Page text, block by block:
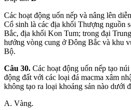
Các hoạt động uốn nếp và nâng lên
Cổ sinh là các địa khối Thượng nguồn
Bắc, địa khối Kon Tum; trong đại
hướng vòng cung ở Đông Bắc và khu
Bộ.
Câu 30. Các hoạt động uốn nếp tạo
động đất với các loại đá macma xâm
không tạo ra loại khoáng sản nào dưới
A. Vàng.